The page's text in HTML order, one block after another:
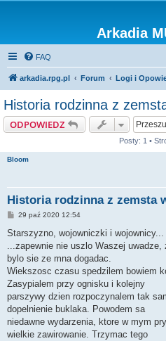
Arkadia
FAQ
arkadia.rpg.pl Forum Logi i
Historia rodzinna z
ODPOWIEDZ
Posty: 1 •
Bloom
Historia rodzinna z zemsta
P
s
29 paź 2020 12:54
Starszyzno, wojowniczki i wojownicy...
...zapewnie nie uszlo Waszej
bylo sie ze mna dogadac.
Wiekszosc czasu spedzilem bowiem
Zasypialem przy ognisku i kolejny
parszywy dzien rozpoczynalem tak
dopelnienie buklaka. Powodem sa
niedawne wydarzenia, ktore w mym
wielkie zawirowanie. Trzymac tego